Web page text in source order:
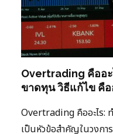
Overtrading คืออะ
ขาดทุน วิธีแก้ไข คือ
Overtrading คืออะไร:
เป็นหัวข้อสำคัญในวงกา